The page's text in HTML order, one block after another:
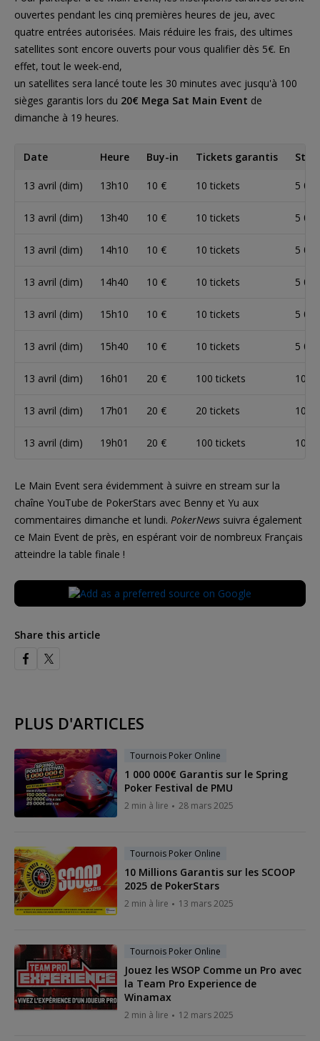
ouvertes pendant les cinq premières heures de jeu, avec
quatre entrées autorisées. Mais réduire les frais, des ultimes
satellites sont encore ouverts pour vous qualifier dès 5€. En
effet, tout le week-end,
un satellites sera lancé toute les 30 minutes avec jusqu'à 100
sièges garantis lors du 20€ Mega Sat Main Event de
dimanche à 19 heures.
Date Heure Buy-in Tickets garantis
13 avril (dim) 13h10 10 € 10 tickets 5 000
13 avril (dim) 13h40 10 € 10 tickets 5 000
13 avril (dim) 14h10 10 € 10 tickets 5 000
13 avril (dim) 14h40 10 € 10 tickets 5 000
13 avril (dim) 15h10 10 € 10 tickets 5 000
13 avril (dim) 15h40 10 € 10 tickets 5 000
13 avril (dim) 16h01 20 € 100 tickets 10
13 avril (dim) 17h01 20 € 20 tickets 10
13 avril (dim) 19h01 20 € 100 tickets 10
Le Main Event sera évidemment à suivre en stream sur la
chaîne YouTube de PokerStars avec Benny et Yu aux
commentaires dimanche et lundi. PokerNews suivra également
ce Main Event de près, en espérant voir de nombreux Français
atteindre la table finale !
Share this article
PLUS D'ARTICLES
Tournois Poker Online
1 000 000€ Garantis sur le Spring
Poker Festival de PMU
2 min à lire 28 mars 2025
Tournois Poker Online
10 Millions Garantis sur les SCOOP
2025 de PokerStars
2 min à lire 13 mars 2025
Tournois Poker Online
Jouez les WSOP Comme un Pro avec
la Team Pro Experience de
Winamax
2 min à lire 12 mars 2025